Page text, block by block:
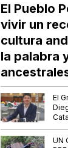
El Pueblo
vivir un
cultura
la palabra
El
UN